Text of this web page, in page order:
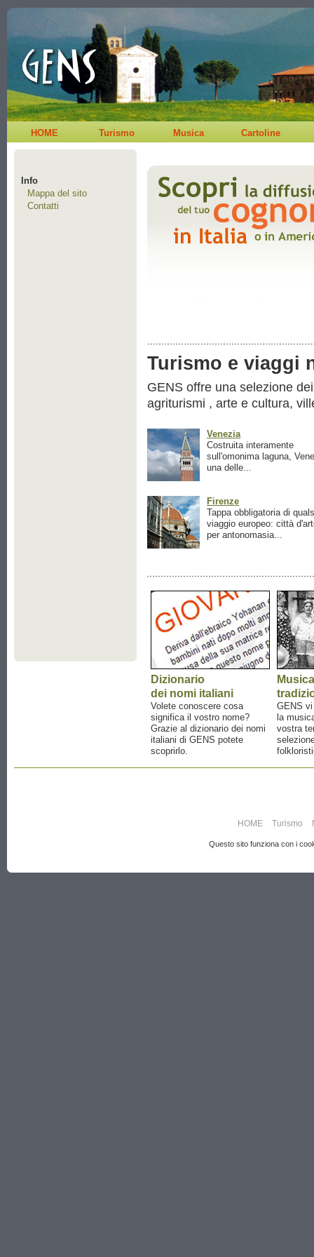
HOME Turismo Musica Cartoline
Info
Mappa del sito
Contatti
Turismo e viaggi
GENS offre una selezione
agriturismi , arte e cultura,
Venezia
Costruita interamente
sull'omonima laguna,
una delle...
Firenze
Tappa obbligatoria di
viaggio europeo: città
per antonomasia...
Dizionario
dei nomi italiani
Volete conoscere cosa
significa il vostro nome?
Grazie al dizionario dei nomi
italiani di GENS potete
scoprirlo.
Musica
GENS
la
vostra
HOME Turismo
Questo sito funziona con i